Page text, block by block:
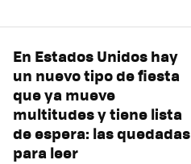
En Estados Unidos hay
un nuevo tipo de fiesta
que ya mueve
multitudes y tiene lista
de espera: las quedadas
para leer